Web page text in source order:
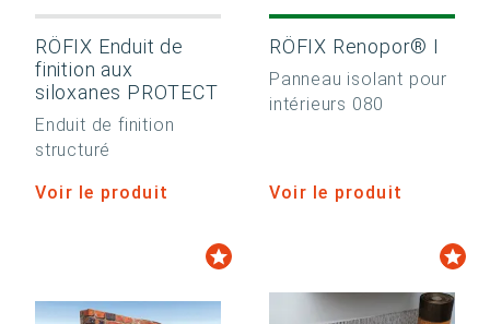
RÖFIX Enduit de
finition aux
siloxanes PROTECT
Enduit de finition
structuré
Voir le produit
RÖFIX Renopor® I
Panneau isolant pour
intérieurs 080
Voir le produit